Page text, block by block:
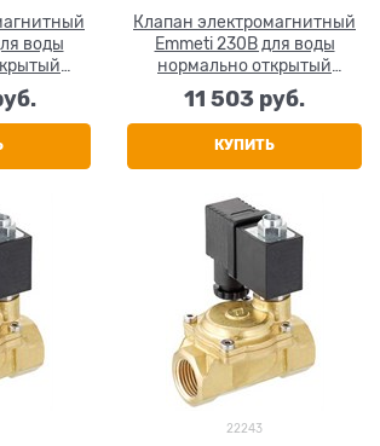
воды
1"
Клапан электромагнитный
Emmeti 230В для воды
нормально открытый
(закрытие по сигналу) 1/2"
11 503 руб.
КУПИТЬ
22243